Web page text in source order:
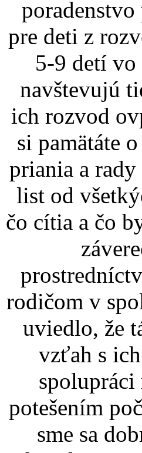
pre deti z
5-9 detí
navštevujú
ich rozvod
si pamätáte
priania a
list od
čo cítia a čo
rodičom v
uviedlo, že
vzťah s
potešením
sme sa